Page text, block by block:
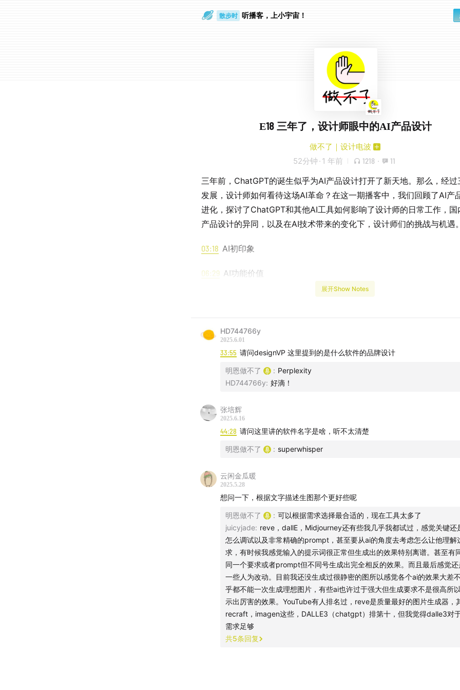
散步时 听播客，上小宇宙！
E18 三年了，设计师眼中的AI产品设计
做不了｜设计电波
52分钟 · 1 年前 1218 · 11
三年前，ChatGPT的诞生似乎为AI产品设计打开了新天地。那么，经过
发展，设计师如何看待这场AI革命？在这一期播客中，我们回顾了AI产
进化，探讨了ChatGPT和其他AI工具如何影响了设计师的日常工作，国
产品设计的异同，以及在AI技术带来的变化下，设计师们的挑战与机遇。
03:18 AI初印象
06:29 AI功能价值
桌面端AI
感谢收听！
如果你喜欢这期节目，别忘了订阅、点赞、分享！也欢迎在评论区留言
展开Show Notes
HD744766y
2025.6.01
33:55 请问designVP 这里提到的是什么软件的品牌设计
明恩做不了 : Perplexity
HD744766y: 好滴！
张培辉
2025.6.16
44:28 请问这里讲的软件名字是啥，听不太清楚
明恩做不了 : superwhisper
云闲金瓜暖
2025.5.28
想问一下，根据文字描述生图那个更好些呢
明恩做不了 : 可以根据需求选择最合适的，现在工具太多了
juicyjade: reve，dallE，Midjourney还有些我几乎我都试过，感觉关键还
怎么调试以及非常精确的prompt，甚至要从ai的角度去考虑怎么让他理解
求，有时候我感觉输入的提示词很正常但生成出的效果特别离谱。甚至有
同一个要求或者prompt但不同号生成出完全相反的效果。而且最后感觉
一些人为改动。目前我还没生成过很静密的图所以感觉各个ai的效果大差
乎都不能一次生成理想图片，有些ai也许过于强大但生成要求不是很高所
示出厉害的效果。YouTube有人排名过，reve是质量最好的图片生成器，
recraft，imagen这些，DALLE3（chatgpt）排第十，但我觉得dalle3对
需求足够
共5条回复